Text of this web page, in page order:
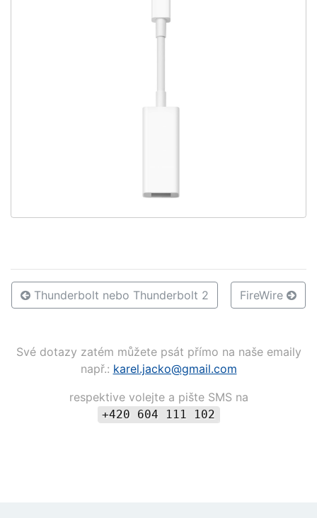
Thunderbolt nebo Thunderbolt 2 FireWire
Své dotazy zatém můžete psát přímo na naše emaily
např.: karel.jacko@gmail.com
respektive volejte a pište SMS na
+420 604 111 102